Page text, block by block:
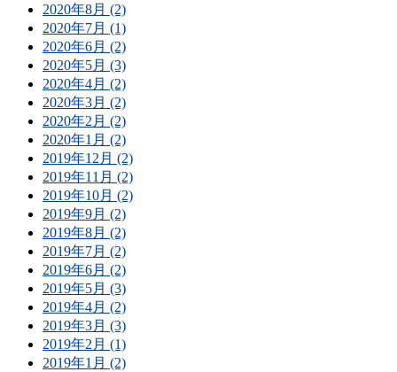
2020年8月 (2)
2020年7月 (1)
2020年6月 (2)
2020年5月 (3)
2020年4月 (2)
2020年3月 (2)
2020年2月 (2)
2020年1月 (2)
2019年12月 (2)
2019年11月 (2)
2019年10月 (2)
2019年9月 (2)
2019年8月 (2)
2019年7月 (2)
2019年6月 (2)
2019年5月 (3)
2019年4月 (2)
2019年3月 (3)
2019年2月 (1)
2019年1月 (2)